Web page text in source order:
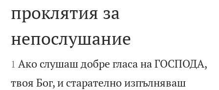

проклятия за
непослушание

1 Ако слушаш добре гласа на ГОСПОДА,
твоя Бог, и старателно изпълняваш